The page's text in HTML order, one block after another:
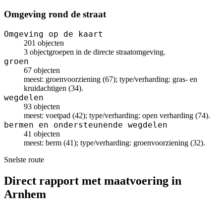
Omgeving rond de straat
Omgeving op de kaart
201 objecten
3 objectgroepen in de directe straatomgeving.
groen
67 objecten
meest: groenvoorziening (67); type/verharding: gras- en
kruidachtigen (34).
wegdelen
93 objecten
meest: voetpad (42); type/verharding: open verharding (74).
bermen en ondersteunende wegdelen
41 objecten
meest: berm (41); type/verharding: groenvoorziening (32).
Snelste route
Direct rapport met maatvoering in
Arnhem